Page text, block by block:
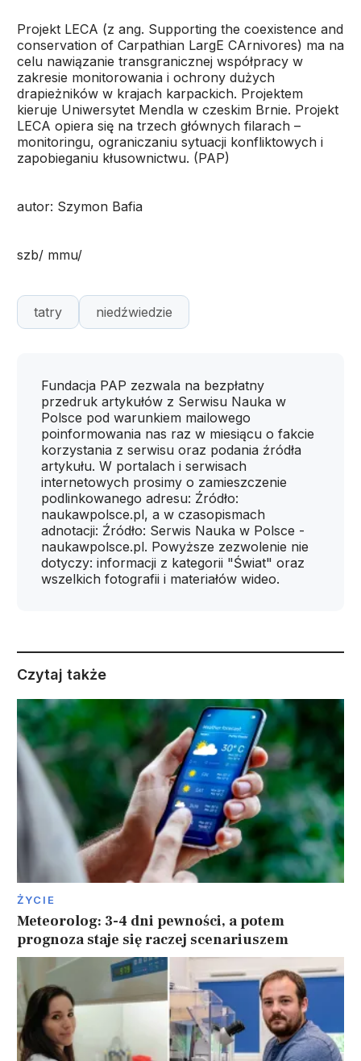
Projekt LECA (z ang. Supporting the coexistence and
conservation of Carpathian LargE CArnivores) ma na
celu nawiązanie transgranicznej współpracy w
zakresie monitorowania i ochrony dużych
drapieżników w krajach karpackich. Projektem
kieruje Uniwersytet Mendla w czeskim Brnie. Projekt
LECA opiera się na trzech głównych filarach –
monitoringu, ograniczaniu sytuacji konfliktowych i
zapobieganiu kłusownictwu. (PAP)
autor: Szymon Bafia
szb/ mmu/
tatry niedźwiedzie
Fundacja PAP zezwala na bezpłatny
przedruk artykułów z Serwisu Nauka w
Polsce pod warunkiem mailowego
poinformowania nas raz w miesiącu o fakcie
korzystania z serwisu oraz podania źródła
artykułu. W portalach i serwisach
internetowych prosimy o zamieszczenie
podlinkowanego adresu: Źródło:
naukawpolsce.pl, a w czasopismach
adnotacji: Źródło: Serwis Nauka w Polsce -
naukawpolsce.pl. Powyższe zezwolenie nie
dotyczy: informacji z kategorii "Świat" oraz
wszelkich fotografii i materiałów wideo.
Czytaj także
ŻYCIE
Meteorolog: 3-4 dni pewności, a potem
prognoza staje się raczej scenariuszem